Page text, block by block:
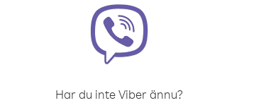
Har du inte Viber ännu?